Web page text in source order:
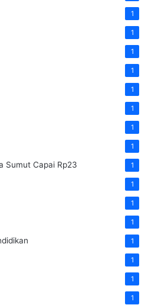
1
1
1
1
1
1
1
1
Sumut Capai Rp23 1
1
1
1
1
1
1
1